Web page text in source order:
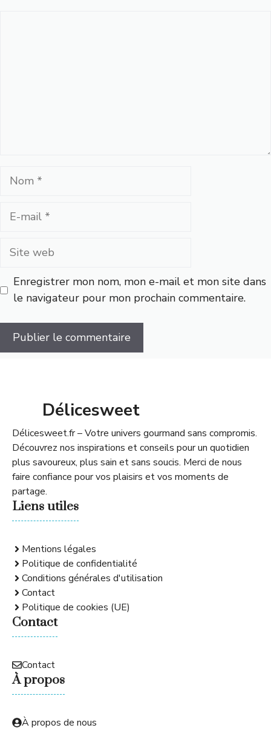
Nom
Site
Enregistrer mon nom, mon e-mail et mon site dans
le navigateur pour mon prochain commentaire.
Délicesweet
Délicesweet.fr – Votre univers gourmand sans compromis.
Découvrez nos inspirations et conseils pour un quotidien
plus savoureux, plus sain et sans soucis. Merci de nous
faire confiance pour vos plaisirs et vos moments de
partage.
Liens utiles
Mentions légales
Politique de confidentialité
Conditions générales d'utilisation
Contact
Politique de cookies (UE)
Contact
Contact
À propos
À propos de nous